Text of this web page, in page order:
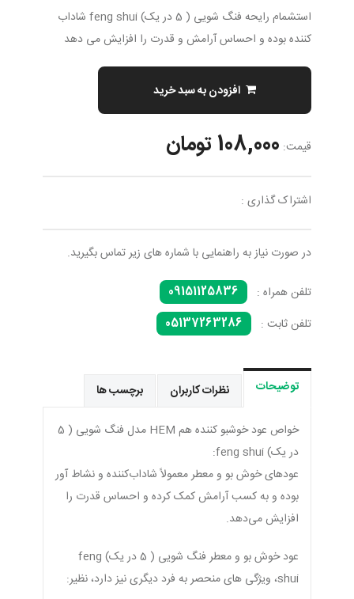
استشمام رایحه فنگ شویی ( 5 در یک) feng shui شاداب
کننده بوده و احساس آرامش و قدرت را افزایش می دهد
افزودن به سبد خرید
قیمت: 108,000 تومان
اشتراک گذاری :
در صورت نیاز به راهنمایی با شماره های زیر تماس بگیرید.
تلفن همراه :
09151125836
تلفن ثابت :
05137263286
توضیحات نظرات کاربران برچسب ها
خواص عود خوشبو کننده هم HEM مدل فنگ شویی ( 5
در یک) feng shui:
عودهای خوش بو و معطر معمولاً شاداب‌کننده و نشاط آور
بوده و به کسب آرامش کمک کرده و احساس قدرت را
افزایش می‌دهد.
عود خوش بو و معطر فنگ شویی ( 5 در یک) feng
shui، ویژگی های منحصر به فرد دیگری نیز دارد، نظیر: